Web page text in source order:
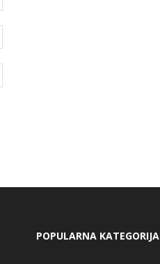
POPULARNA KATEGORIJA